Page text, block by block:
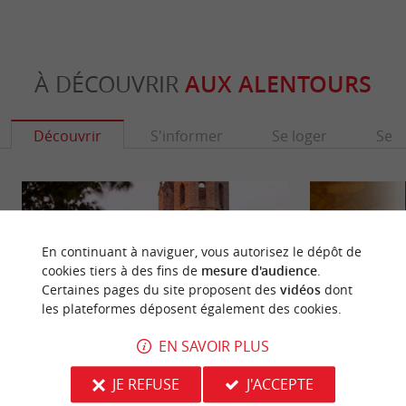
À DÉCOUVRIR AUX ALENTOURS
Découvrir S'informer Se loger Se
Abbaye de La Sauve-Majeure Abbaye de La
En continuant à naviguer, vous autorisez le dépôt de
cookies tiers à des fins de mesure d'audience.
Certaines pages du site proposent des vidéosdont
les plateformes déposent également des cookies.
EN SAVOIR PLUS
JE REFUSE
J'ACCEPTE